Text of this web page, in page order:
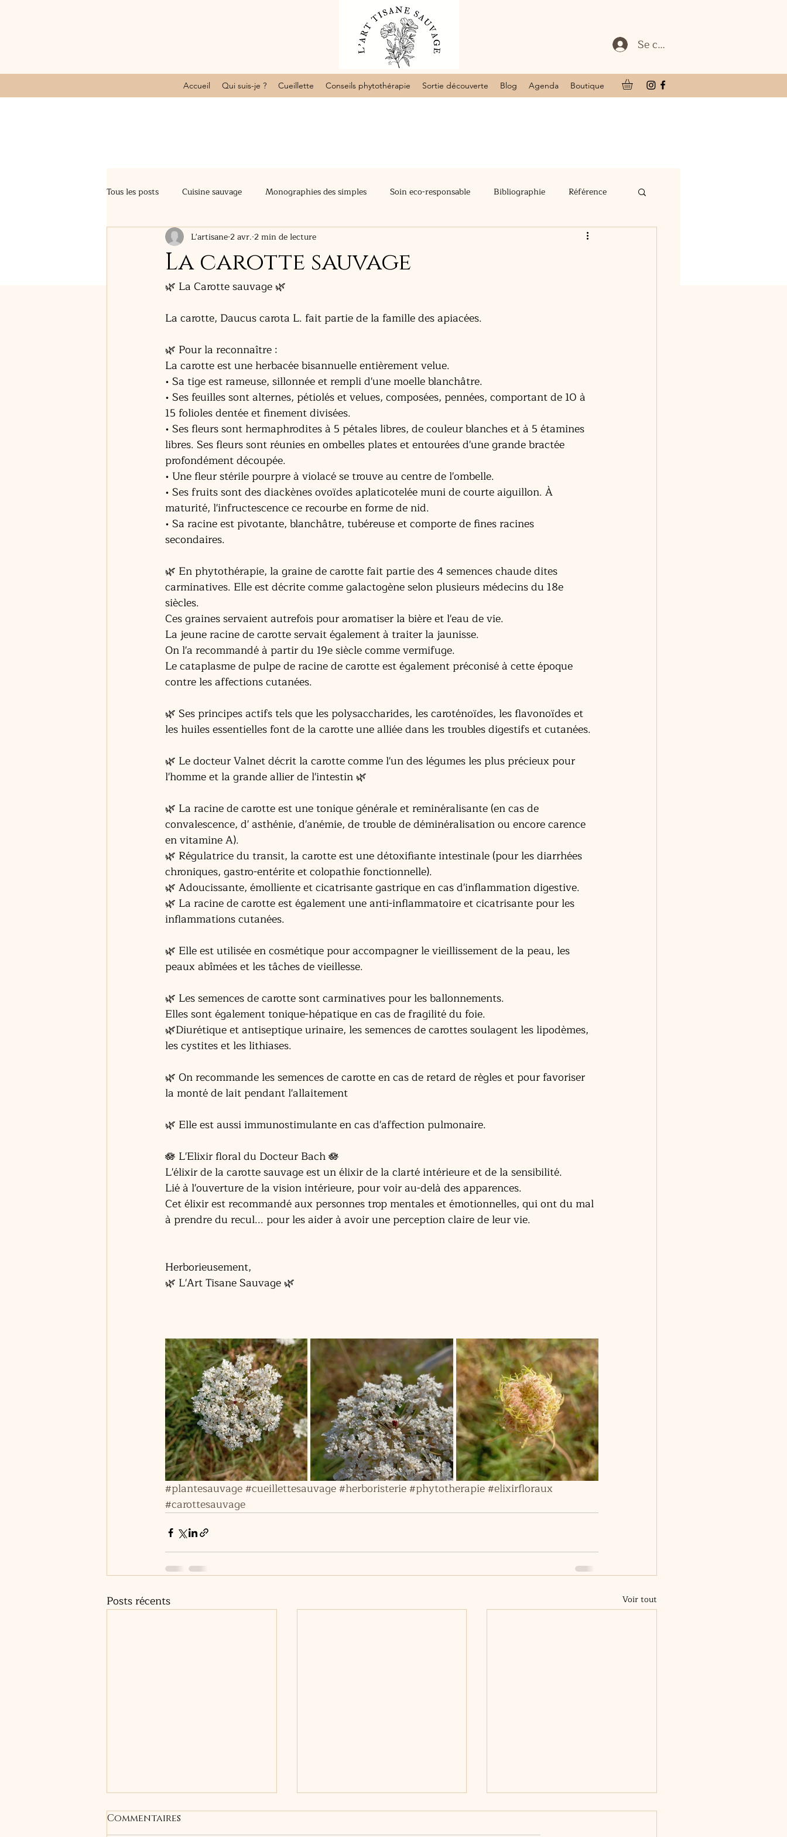
Se connecter
Accueil Qui suis-je ? Cueillette Conseils phytothérapie Sortie découverte Blog Agenda Boutique
Tous les posts Cuisine sauvage Monographies des simples Soin eco-responsable Bibliographie Référence
La carotte sauvage
L'artisane 2 avr. 2 min de lecture
🌿 La Carotte sauvage 🌿
La carotte, Daucus carota L. fait partie de la famille des apiacées.
🌿 Pour la reconnaître :
La carotte est une herbacée bisannuelle entièrement velue.
• Sa tige est rameuse, sillonnée et rempli d'une moelle blanchâtre.
• Ses feuilles sont alternes, pétiolés et velues, composées, pennées, comportant de 10 à
15 folioles dentée et finement divisées.
• Ses fleurs sont hermaphrodites à 5 pétales libres, de couleur blanches et à 5 étamines
libres. Ses fleurs sont réunies en ombelles plates et entourées d'une grande bractée
profondément découpée.
• Une fleur stérile pourpre à violacé se trouve au centre de l'ombelle.
• Ses fruits sont des diackènes ovoïdes aplaticotelée muni de courte aiguillon. À
maturité, l'infructescence ce recourbe en forme de nid.
• Sa racine est pivotante, blanchâtre, tubéreuse et comporte de fines racines
secondaires.
🌿 En phytothérapie, la graine de carotte fait partie des 4 semences chaude dites
carminatives. Elle est décrite comme galactogène selon plusieurs médecins du 18e
siècles.
Ces graines servaient autrefois pour aromatiser la bière et l'eau de vie.
La jeune racine de carotte servait également à traiter la jaunisse.
On l'a recommandé à partir du 19e siècle comme vermifuge.
Le cataplasme de pulpe de racine de carotte est également préconisé à cette époque
contre les affections cutanées.
🌿 Ses principes actifs tels que les polysaccharides, les caroténoïdes, les flavonoïdes et
les huiles essentielles font de la carotte une alliée dans les troubles digestifs et cutanées.
🌿 Le docteur Valnet décrit la carotte comme l'un des légumes les plus précieux pour
l'homme et la grande allier de l'intestin 🌿
🌿 La racine de carotte est une tonique générale et reminéralisante (en cas de
convalescence, d' asthénie, d'anémie, de trouble de déminéralisation ou encore carence
en vitamine A).
🌿 Régulatrice du transit, la carotte est une détoxifiante intestinale (pour les diarrhées
chroniques, gastro-entérite et colopathie fonctionnelle).
🌿 Adoucissante, émolliente et cicatrisante gastrique en cas d'inflammation digestive.
🌿 La racine de carotte est également une anti-inflammatoire et cicatrisante pour les
inflammations cutanées.
🌿 Elle est utilisée en cosmétique pour accompagner le vieillissement de la peau, les
peaux abîmées et les tâches de vieillesse.
🌿 Les semences de carotte sont carminatives pour les ballonnements.
Elles sont également tonique-hépatique en cas de fragilité du foie.
🌿Diurétique et antiseptique urinaire, les semences de carottes soulagent les lipodèmes,
les cystites et les lithiases.
🌿 On recommande les semences de carotte en cas de retard de règles et pour favoriser
la monté de lait pendant l'allaitement
🌿 Elle est aussi immunostimulante en cas d'affection pulmonaire.
🪷 L'Elixir floral du Docteur Bach 🪷
L'élixir de la carotte sauvage est un élixir de la clarté intérieure et de la sensibilité.
Lié à l'ouverture de la vision intérieure, pour voir au-delà des apparences.
Cet élixir est recommandé aux personnes trop mentales et émotionnelles, qui ont du mal
à prendre du recul... pour les aider à avoir une perception claire de leur vie.
Herborieusement,
🌿 L'Art Tisane Sauvage 🌿
#plantesauvage#cueillettesauvage#herboristerie#phytotherapie#elixirfloraux
#carottesauvage
Posts récents Voir tout
Commentaires